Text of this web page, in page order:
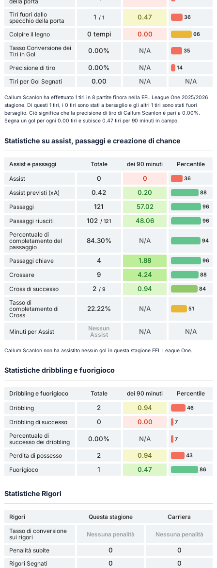
Tiri fuori dallo
specchio della porta
1 / 1 0.47 36
Colpire il legno 0 tempi 0.00 66
Tasso Conversione dei
Tiri in Gol
0.00% N/A 35
Precisione di tiro 0.00% N/A 14
Tiri per Gol Segnati 0.00 N/A N/A
Callum Scanlon ha effettuato 1 tiri in 8 partite finora nella EFL League One 2025/2026
stagione. Di questi 1 tiri, i 0 tiri sono stati a bersaglio e gli altri 1 tiri sono stati fuori
bersaglio. Ciò significa che la precisione di tiro di Callum Scanlon è pari a 0.00%.
Segna un gol per ogni 0.00 tiri e subisce 0.47 tiri per 90 minuti in campo.
Statistiche su assist, passaggi e creazione di chance
Assist e passaggi Totale dei 90 minuti
Percentile
Assist
0 0 36
Assist previsti (xA) 0.42 0.20 88
Passaggi 121 57.02 96
Passaggi riusciti 102 / 121 48.06 96
Percentuale di
completamento del
passaggio
84.30% N/A 94
Passaggi chiave 4 1.88 96
Crossare 9 4.24 88
Cross di successo 2 / 9 0.94 84
Tasso di
completamento di
Cross
22.22% N/A 51
Minuti per Assist
Nessun
Assist
N/A N/A
Callum Scanlon non ha assistito nessun gol in questa stagione EFL League One.
Statistiche dribbling e fuorigioco
Dribbling e fuorigioco Totale dei 90 minuti
Percentile
Dribbling
2 0.94 46
Dribbling di successo 0 0.00 7
Percentuale di
successo dei dribbling
0.00% N/A 7
Perdita di possesso 2 0.94 43
Fuorigioco 1 0.47 86
Statistiche Rigori
Rigori Questa stagione
Carriera
Tasso di conversione
sui rigori
Nessuna penalità Nessuna penalità
Penalità subite 0 0
Rigori Segnati 0 0